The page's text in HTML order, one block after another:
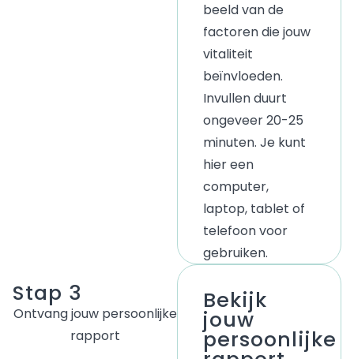
beeld van de
factoren die jouw
vitaliteit
beïnvloeden.
Invullen duurt
ongeveer 20-25
minuten. Je kunt
hier een
computer,
laptop, tablet of
telefoon voor
gebruiken.
Stap 3
Ontvang jouw persoonlijke
rapport
Bekijk
jouw
persoonlijke